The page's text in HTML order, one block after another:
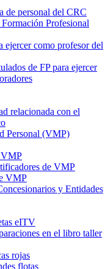
de personal del CRC
Profesional
ejercer como profesor del
de FP para ejercer
relacionada con el
Personal (VMP)
VMP
de VMP
VMP
y Entidades
eITV
en el libro taller
rojas
flotas